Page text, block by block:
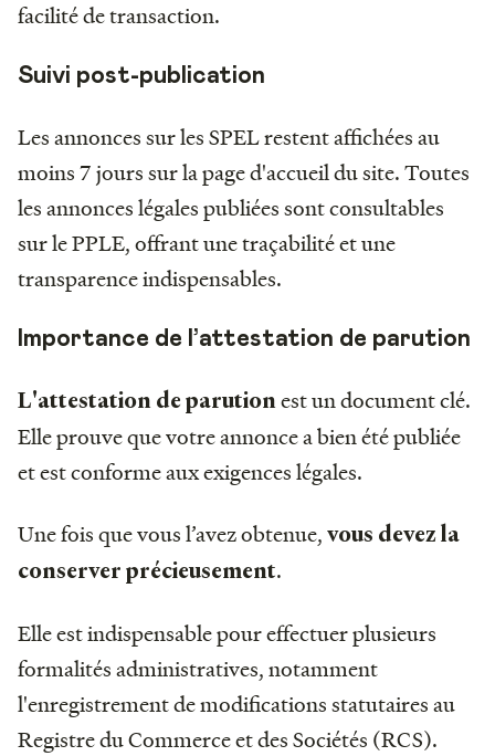
facilité de transaction.
Suivi post-publication
Les annonces sur les SPEL restent affichées au
moins 7 jours sur la page d'accueil du site. Toutes
les annonces légales publiées sont consultables
sur le PPLE, offrant une traçabilité et une
transparence indispensables.
Importance de l’attestation de parution
L'attestation de parutionest un document clé.
Elle prouve que votre annonce a bien été publiée
et est conforme aux exigences légales.
Une fois que vous l’avez obtenue, vous devez la
conserver précieusement.
Elle est indispensable pour effectuer plusieurs
formalités administratives, notamment
l'enregistrement de modifications statutaires au
Registre du Commerce et des Sociétés (RCS).